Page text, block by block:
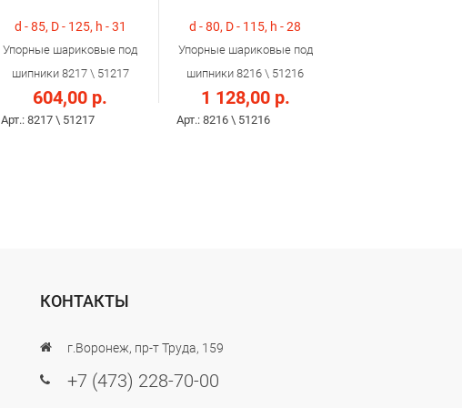
d - 85, D - 125, h - 31
Упорные шариковые под
шипники 8217 \ 51217
604,00 р.
Арт.: 8217 \ 51217
d - 80, D - 115, h - 28
Упорные шариковые под
шипники 8216 \ 51216
1 128,00 р.
Арт.: 8216 \ 51216
КОНТАКТЫ
г.Воронеж, пр-т Труда, 159
+7 (473) 228-70-00